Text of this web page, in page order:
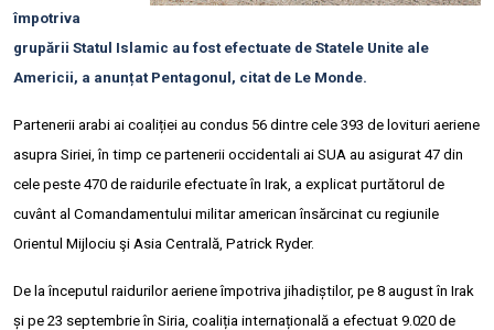
împotriva
grupării Statul Islamic au fost efectuate de Statele Unite ale
Americii, a anunțat Pentagonul, citat de Le Monde.
Partenerii arabi ai coaliției au condus 56 dintre cele 393 de lovituri aeriene
asupra Siriei, în timp ce partenerii occidentali ai SUA au asigurat 47 din
cele peste 470 de raidurile efectuate în Irak, a explicat purtătorul de
cuvânt al Comandamentului militar american însărcinat cu regiunile
Orientul Mijlociu şi Asia Centrală, Patrick Ryder.
De la începutul raidurilor aeriene împotriva jihadiștilor, pe 8 august în Irak
și pe 23 septembrie în Siria, coaliția internațională a efectuat 9.020 de